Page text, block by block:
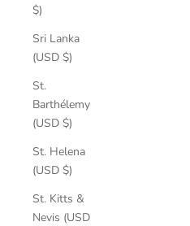
$)
Sri Lanka
(USD $)
St.
Barthélemy
(USD $)
St. Helena
(USD $)
St. Kitts &
Nevis (USD